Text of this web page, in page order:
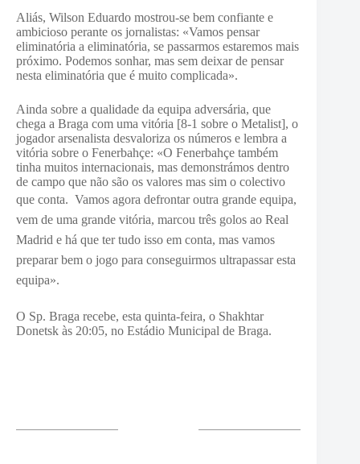
Aliás, Wilson Eduardo mostrou-se bem confiante e
ambicioso perante os jornalistas: «Vamos pensar
eliminatória a eliminatória, se passarmos estaremos mais
próximo. Podemos sonhar, mas sem deixar de pensar
nesta eliminatória que é muito complicada».
Ainda sobre a qualidade da equipa adversária, que
chega a Braga com uma vitória [8-1 sobre o Metalist], o
jogador arsenalista desvaloriza os números e lembra a
vitória sobre o Fenerbahçe: «O Fenerbahçe também
tinha muitos internacionais, mas demonstrámos dentro
de campo que não são os valores mas sim o colectivo
que conta. Vamos agora defrontar outra grande equipa,
vem de uma grande vitória, marcou três golos ao Real
Madrid e há que ter tudo isso em conta, mas vamos
preparar bem o jogo para conseguirmos ultrapassar esta
equipa».
O Sp. Braga recebe, esta quinta-feira, o Shakhtar
Donetsk às 20:05, no Estádio Municipal de Braga.